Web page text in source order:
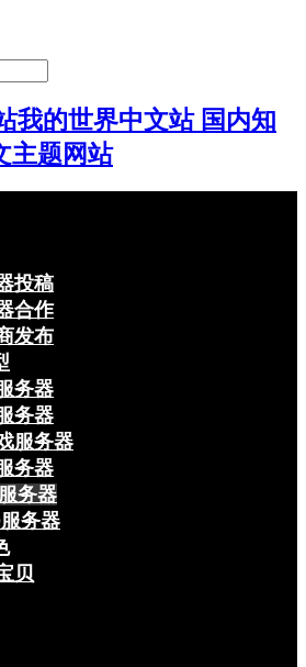
我的世界中文站 国内知
主题网站
投稿
合作
发布
务器
务器
服务器
务器
务器
务器
贝